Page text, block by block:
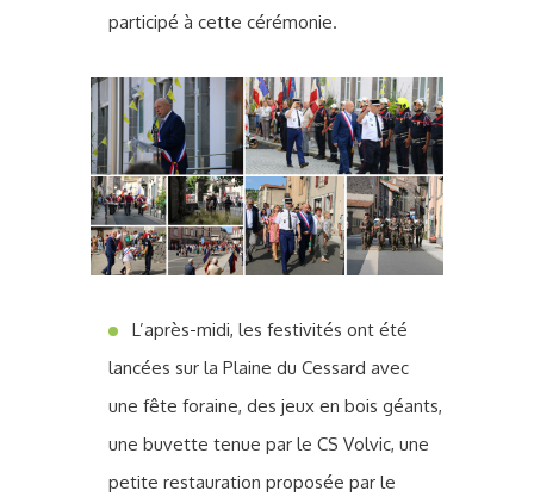
participé à cette cérémonie.
L’après-midi, les festivités ont été
lancées sur la Plaine du Cessard avec
une fête foraine, des jeux en bois géants,
une buvette tenue par le CS Volvic, une
petite restauration proposée par le